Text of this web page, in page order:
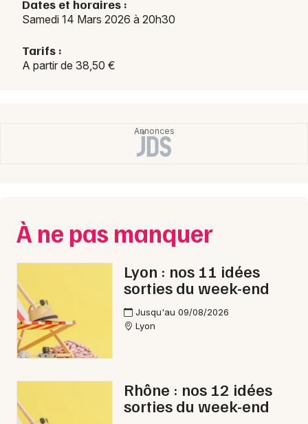
Dates et horaires :
Samedi 14 Mars 2026 à 20h30
Tarifs :
A partir de 38,50 €
À ne pas manquer
Lyon : nos 11 idées
sorties du week-end
Jusqu'au 09/08/2026
Lyon
Rhône : nos 12 idées
sorties du week-end